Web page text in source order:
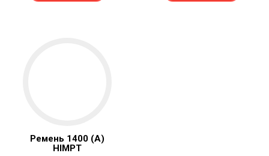
Ремень 1400 (А)
HIMPT